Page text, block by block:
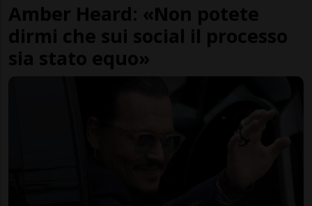
Amber Heard: «Non potete
dirmi che sui social il processo
sia stato equo»